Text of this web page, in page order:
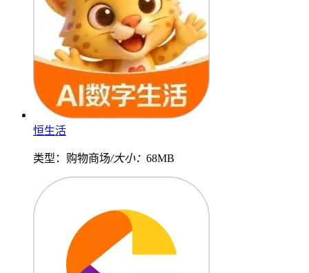
恒生活
类型：购物商场/大小： 68MB